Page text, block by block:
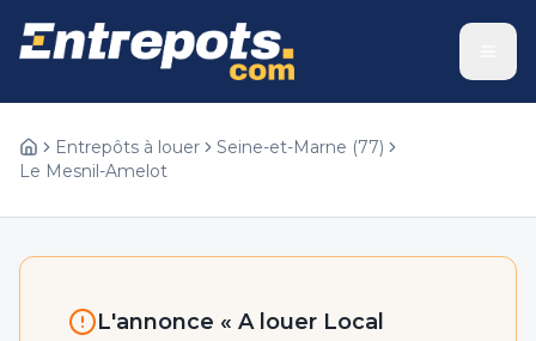
Entrepôts à louer Seine-et-Marne (77)
Le Mesnil-Amelot
L'annonce « A louer Local